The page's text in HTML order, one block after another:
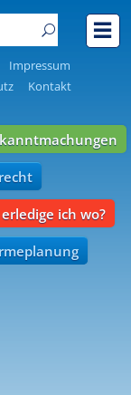
Impressum
Kontakt
ich wo?